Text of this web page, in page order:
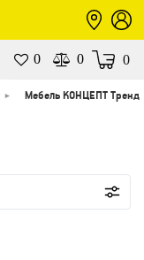
0 0 0
Мебель КОНЦЕПТ Тренд